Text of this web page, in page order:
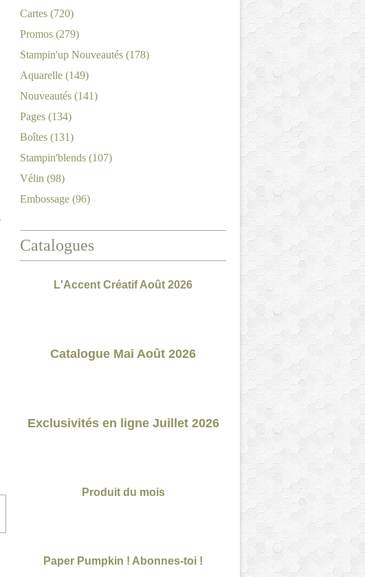
Cartes (720)
Promos (279)
Stampin'up Nouveautés (178)
Aquarelle (149)
Nouveautés (141)
Pages (134)
Boîtes (131)
Stampin'blends (107)
Vélin (98)
Embossage (96)
Catalogues
L'Accent Créatif Août 2026
Catalogue Mai Août 2026
Exclusivités en ligne Juillet 2026
Produit du mois
Paper Pumpkin ! Abonnes-toi !